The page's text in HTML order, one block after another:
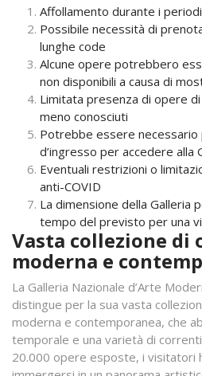
Affollamento durante i
Possibile necessità di
lunghe code
Alcune opere potrebbero
non disponibili a causa di
Limitata presenza di opere
meno conosciuti
Potrebbe essere
d’ingresso per accedere alla
Eventuali restrizioni o
anti-COVID
La dimensione della Galleria
tempo del previsto per una
Vasta collezione di
moderna e
La Galleria Nazionale d’Arte
distingue per la sua vasta
moderna e contemporanea, che
temporale e una varietà di
20.000 opere esposte, i visitatori